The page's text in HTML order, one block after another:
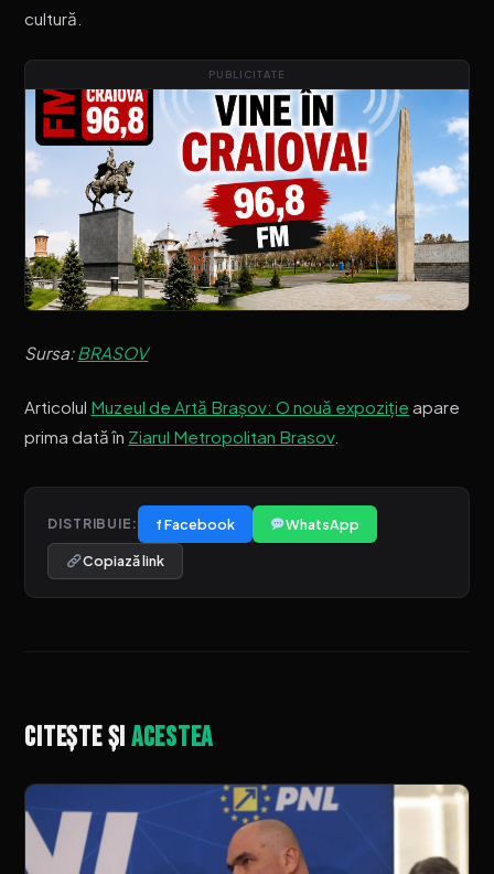
cultură.
PUBLICITATE
Sursa:BRASOV
Articolul Muzeul de Artă Brașov: O nouă expoziție apare
prima dată în Ziarul Metropolitan Brasov.
DISTRIBUIE: f Facebook WhatsApp
Copiază link
Citește șiacestea